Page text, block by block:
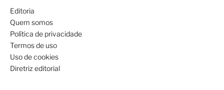
Editoria
Quem somos
Política de privacidade
Termos de uso
Uso de cookies
Diretriz editorial